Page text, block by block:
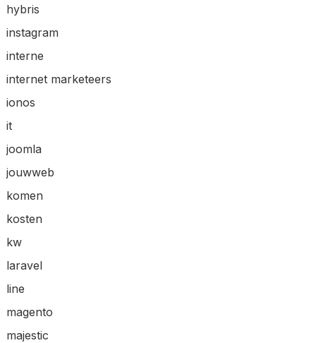
hybris
instagram
interne
internet marketeers
ionos
it
joomla
jouwweb
komen
kosten
kw
laravel
line
magento
majestic